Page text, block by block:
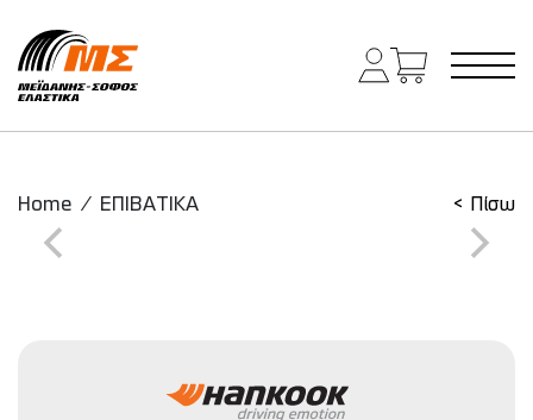
Main Navigation
Home / ΕΠΙΒΑΤΙΚΑ < Πίσω